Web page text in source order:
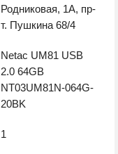
Родниковая, 1А, пр-
т. Пушкина 68/4
Netac UM81 USB
2.0 64GB
NT03UM81N-064G-
20BK
1